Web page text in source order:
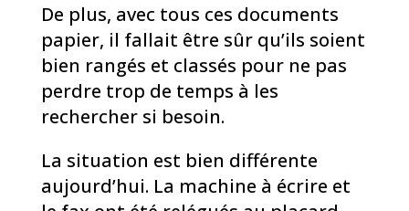
De plus, avec tous ces documents
papier, il fallait être sûr qu’ils soient
bien rangés et classés pour ne pas
perdre trop de temps à les
rechercher si besoin.
La situation est bien différente
aujourd’hui. La machine à écrire et